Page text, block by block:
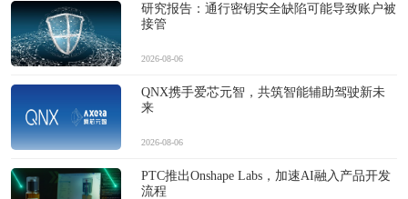
研究报告：通行密钥安全缺陷可能导致账户被
接管
2026-08-06
QNX携手爱芯元智，共筑智能辅助驾驶新未
来
2026-08-06
PTC推出Onshape Labs，加速AI融入产品开发
流程